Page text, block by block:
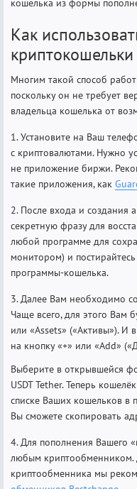
Как
Многим такой способ
поскольку он не требует
владельца кошелька от
1. Установите на Ваш
с криптовалютами. Нужно
не приложение биржи.
такие приложения, как
2. После входа и создания
секретную фразу для
любой программе для
монитором) и
программы-кошелька.
3. Далее Вам необходимо
Чаще всего, для этого Вам
или «Assets» («Активы»). И
на кнопку «+» или «Add»
Выберите в открывшейся
USDT Tether. Теперь
списке Ваших кошельков в
Вы сможете скопировать
4. Для пополнения Вашего
любым криптообменником.
криптообменника мы